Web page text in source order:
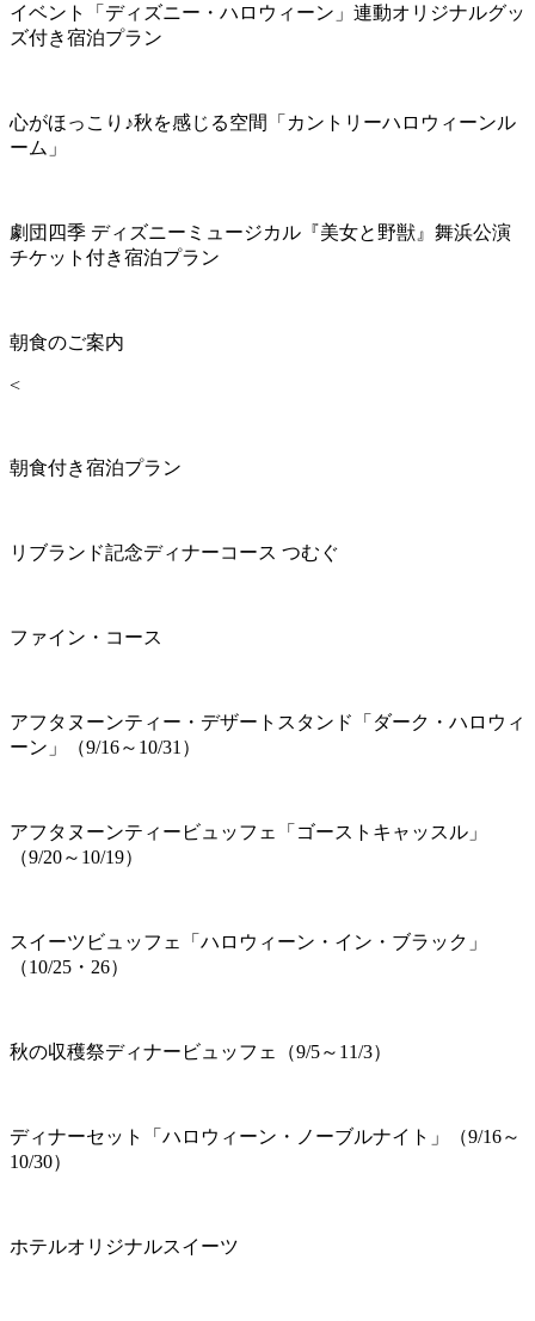
イベント「ディズニー・ハロウィーン」連動オリジナルグッ
ズ付き宿泊プラン
心がほっこり♪秋を感じる空間「カントリーハロウィーンル
ーム」
劇団四季 ディズニーミュージカル『美女と野獣』舞浜公演
チケット付き宿泊プラン
朝食のご案内
<
朝食付き宿泊プラン
リブランド記念ディナーコース つむぐ
ファイン・コース
アフタヌーンティー・デザートスタンド「ダーク・ハロウィ
ーン」（9/16～10/31）
アフタヌーンティービュッフェ「ゴーストキャッスル」
（9/20～10/19）
スイーツビュッフェ「ハロウィーン・イン・ブラック」
（10/25・26）
秋の収穫祭ディナービュッフェ（9/5～11/3）
ディナーセット「ハロウィーン・ノーブルナイト」（9/16～
10/30）
ホテルオリジナルスイーツ